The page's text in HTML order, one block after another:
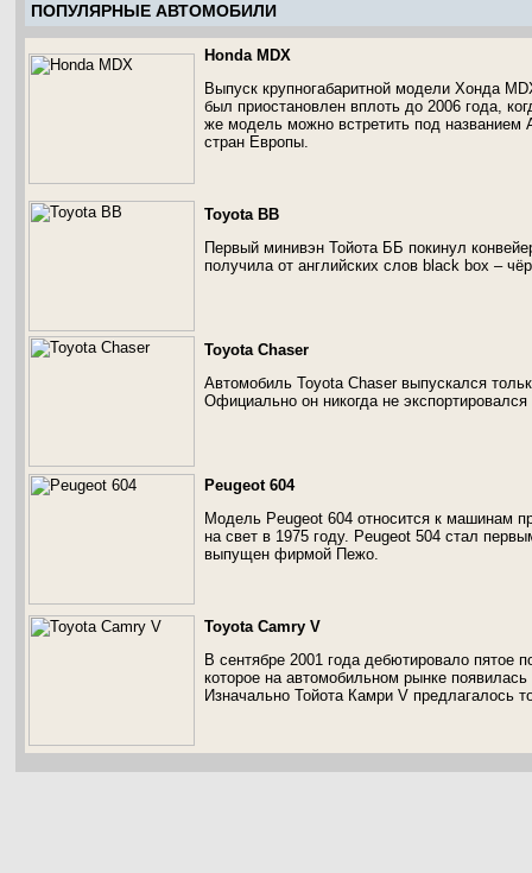
ПОПУЛЯРНЫЕ АВТОМОБИЛИ
Honda MDX
Выпуск крупногабаритной модели Хонда
был приостановлен вплоть до 2006 года,
же модель можно встретить под
стран Европы.
Toyota BB
Первый минивэн Тойота ББ покинул
получила от английских слов black box –
Toyota Chaser
Автомобиль Toyota Chaser выпускался
Официально он никогда не
Peugeot 604
Модель Peugeot 604 относится к машинам
на свет в 1975 году. Peugeot 504 стал
выпущен фирмой Пежо.
Toyota Camry V
В сентябре 2001 года дебютировало пятое
которое на автомобильном рынке
Изначально Тойота Камри V предлагалось